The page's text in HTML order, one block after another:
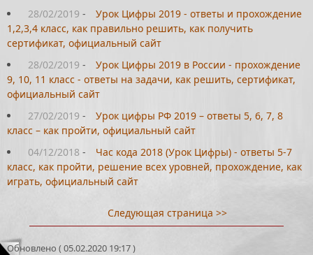
28/02/2019 -
Урок Цифры 2019 - ответы и прохождение
1,2,3,4 класс, как правильно решить, как получить
сертификат, официальный сайт
28/02/2019 -
Урок Цифры 2019 в России - прохождение
9, 10, 11 класс - ответы на задачи, как решить, сертификат,
официальный сайт
27/02/2019 -
Урок цифры РФ 2019 – ответы 5, 6, 7, 8
класс – как пройти, официальный сайт
04/12/2018 -
Час кода 2018 (Урок Цифры) - ответы 5-7
класс, как пройти, решение всех уровней, прохождение, как
играть, официальный сайт
Следующая страница >>
Обновлено ( 05.02.2020 19:17 )